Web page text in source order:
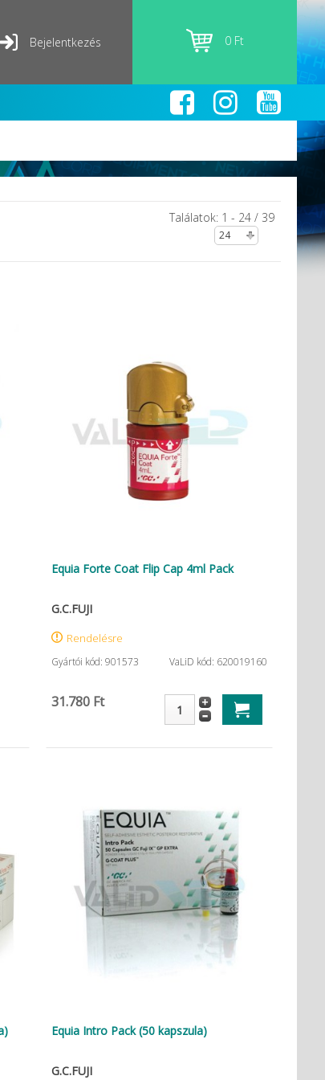
Bejelentkezés 0 Ft
Találatok: 1 - 24 / 39
Equia Forte Coat Flip Cap 4ml Pack
G.C.FUJI
Rendelésre
Gyártói kód: 901573 VaLiD kód: 620019160
31.780 Ft
Equia Intro Pack (50 kapszula)
G.C.FUJI